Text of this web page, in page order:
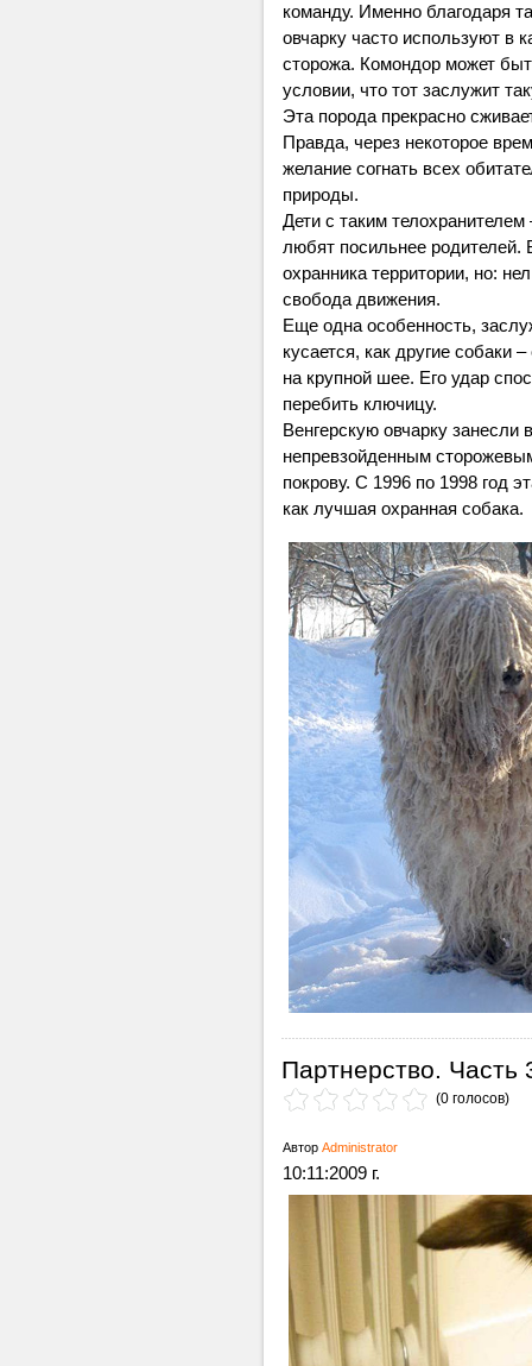
команду. Именно благодаря
овчарку часто используют в
сторожа. Комондор может
условии, что тот заслужит
Эта порода прекрасно
Правда, через некоторое
желание согнать всех
природы.
Дети с таким
любят посильнее родителей.
охранника территории, но:
свобода движения.
Еще одна особенность,
кусается, как другие собаки
на крупной шее. Его удар
перебить ключицу.
Венгерскую овчарку занесли
непревзойденным
покрову. С 1996 по 1998 год
как лучшая охранная собака.
Партнерство. Часть
(0 голосов)
Автор Administrator
10:11:2009 г.